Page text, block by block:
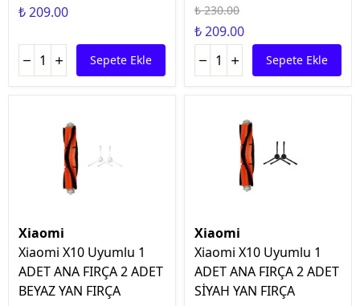
₺ 209.00
Sepete Ekle
₺ 230.00
₺ 209.00
Sepete Ekle
Xiaomi
Xiaomi X10 Uyumlu 1
ADET ANA FIRÇA 2 ADET
BEYAZ YAN FIRÇA
Xiaomi
Xiaomi X10 Uyumlu 1
ADET ANA FIRÇA 2 ADET
SİYAH YAN FIRÇA